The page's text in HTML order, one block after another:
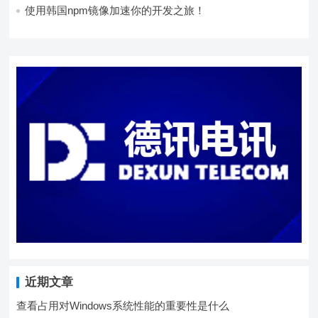
使用韩国npm镜像加速你的开发之旅！
近期文章
查看占用对Windows系统性能的重要性是什么